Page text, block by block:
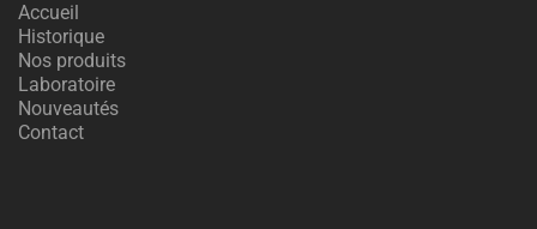
Accueil
Historique
Nos produits
Laboratoire
Nouveautés
Contact